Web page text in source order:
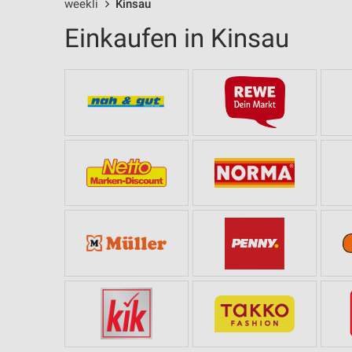
weekli Kinsau
Einkaufen in Kinsau